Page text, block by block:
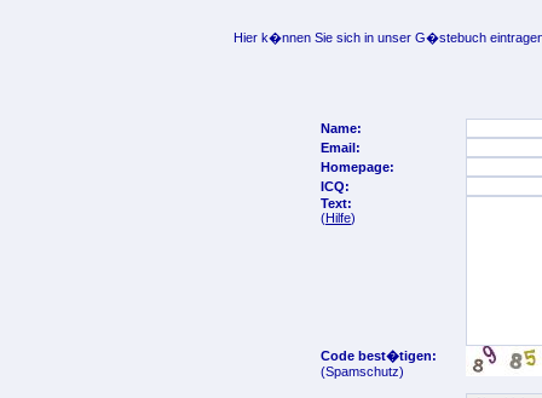
Hier k�nnen Sie sich in unser G�stebuch
Name:
Email:
Homepage:
ICQ:
Text:
(Hilfe)
Code best�tigen:
(Spamschutz)